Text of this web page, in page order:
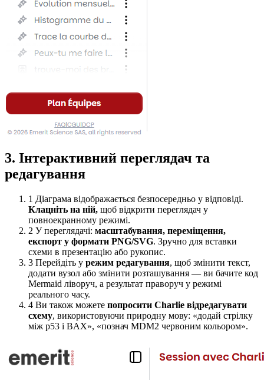
3. Інтерактивний переглядач та
редагування
1 Діаграма відображається безпосередньо у відповіді.
Клацніть на ній, щоб відкрити переглядач у
повноекранному режимі.
2 У переглядачі: масштабування, переміщення,
експорт у формати PNG/SVG. Зручно для вставки
схеми в презентацію або рукопис.
3 Перейдіть у режим редагування, щоб змінити текст,
додати вузол або змінити розташування — ви бачите код
Mermaid ліворуч, а результат праворуч у режимі
реального часу.
4 Ви також можете попросити Charlie відредагувати
схему, використовуючи природну мову: «додай стрілку
між p53 і BAX», «познач MDM2 червоним кольором».